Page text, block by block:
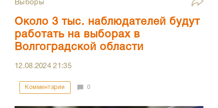
Выборы
Около 3 тыс. наблюдателей будут
работать на выборах в
Волгоградской области
12.08.202421:35
Комментарии 0